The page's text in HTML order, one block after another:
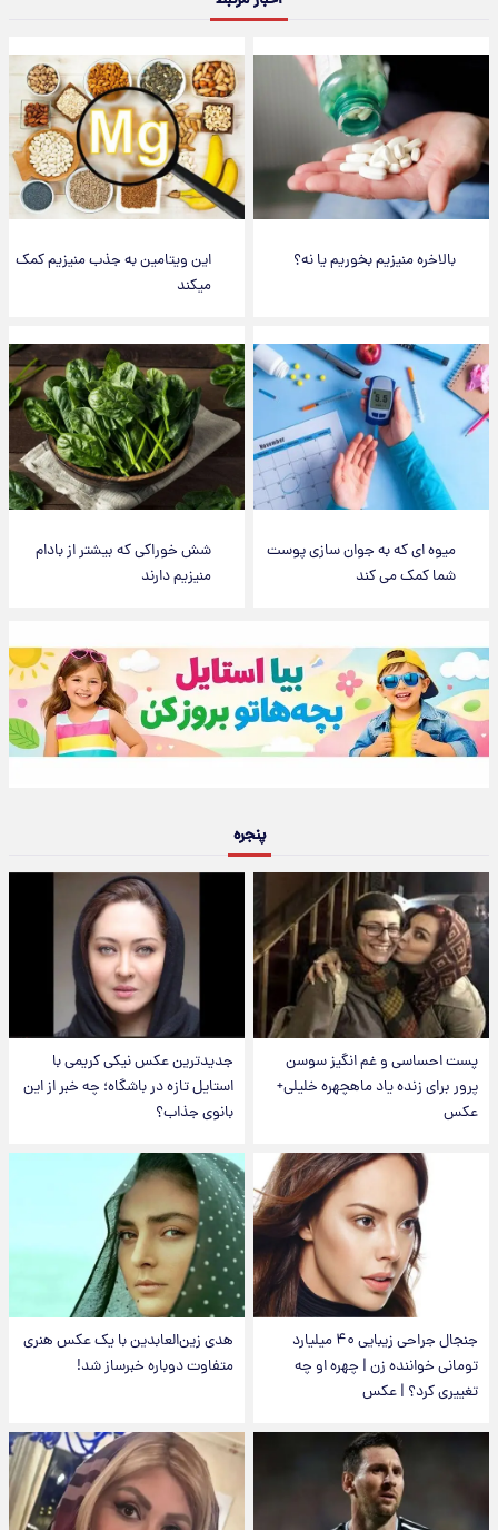
بالاخره منیزیم بخوریم یا نه؟
این ویتامین به جذب منیزیم کمک
میکند
میوه ای که به جوان سازی پوست
شما کمک می کند
شش خوراکی که بیشتر از بادام
منیزیم دارند
پنجره
پست احساسی و غم انگیز سوسن
پرور برای زنده یاد ماهچهره خلیلی+
عکس
جدیدترین عکس نیکی کریمی با
استایل تازه در باشگاه؛ چه خبر از این
بانوی جذاب؟
جنجال جراحی زیبایی ۴۰ میلیارد
تومانی خواننده زن | چهره او چه
تغییری کرد؟ | عکس
هدی زین‌العابدین با یک عکس هنری
متفاوت دوباره خبرساز شد!